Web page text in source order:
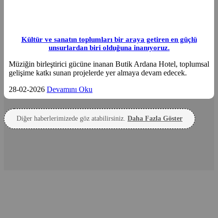
Kültür ve sanatın toplumları bir araya getiren en güçlü
unsurlardan biri olduğuna inanıyoruz.
Müziğin birleştirici gücüne inanan Butik Ardana Hotel, toplumsal
gelişime katkı sunan projelerde yer almaya devam edecek.
28-02-2026 Devamını Oku
Diğer haberlerimizede göz atabilirsiniz. Daha Fazla Göster